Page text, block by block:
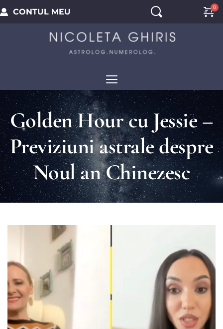
CONTUL MEU
Golden Hour cu Jessie –
Previziuni astrale despre
Noul an Chinezesc